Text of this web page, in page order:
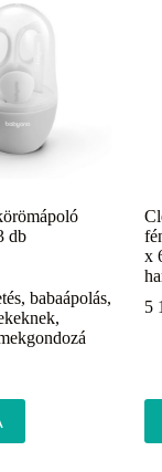
db
babaápolás,
,
x
5